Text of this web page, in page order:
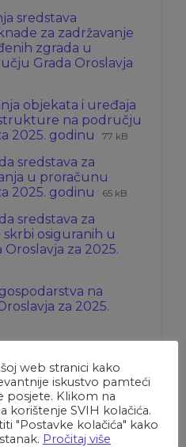
docx
sredstava
za zadržavanje
zgrada u
Grada Oroslavja
objekata i uređaja
na području
2025. godinu Ekstenzija
Veličina
77 kB
sredstava za
u proračunu
2025. godinu
Ekstenzija
Veličina
65 kB
sredstava za
osiguranih u
za 2025.
na
za 2025.
postoji stanarsko
Ekstenzija
datoteke:
docx
Veličina
datoteke:
54 kB
web stranici kako
iskustvo pamteći
posjete. Klikom na
korištenje SVIH kolačića.
"Postavke kolačića" kako
Pročitaj više